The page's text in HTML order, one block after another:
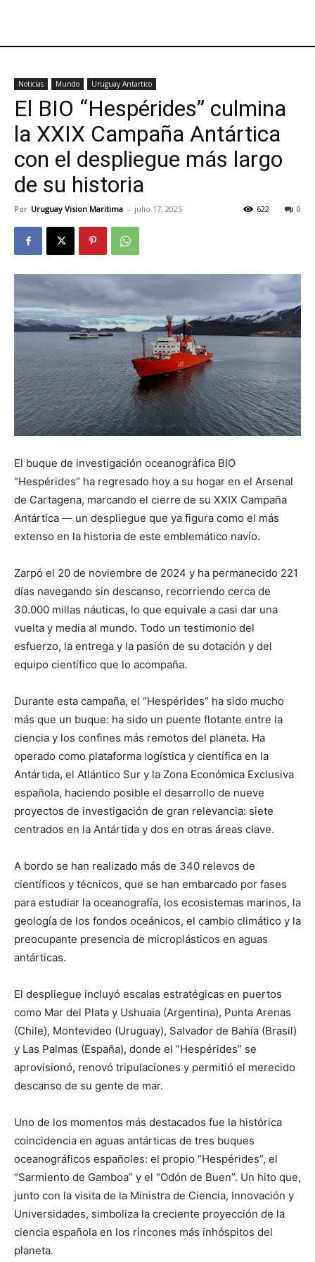
Noticias Mundo Uruguay Antartico
El BIO “Hespérides” culmina
la XXIX Campaña Antártica
con el despliegue más largo
de su historia
Por Uruguay Vision Maritima - julio 17, 2025 0
622
El buque de investigación oceanográfica BIO
“Hespérides” ha regresado hoy a su hogar en el Arsenal
de Cartagena, marcando el cierre de su XXIX Campaña
Antártica — un despliegue que ya figura como el más
extenso en la historia de este emblemático navío.
Zarpó el 20 de noviembre de 2024 y ha permanecido 221
días navegando sin descanso, recorriendo cerca de
30.000 millas náuticas, lo que equivale a casi dar una
vuelta y media al mundo. Todo un testimonio del
esfuerzo, la entrega y la pasión de su dotación y del
equipo científico que lo acompaña.
Durante esta campaña, el “Hespérides” ha sido mucho
más que un buque: ha sido un puente flotante entre la
ciencia y los confines más remotos del planeta. Ha
operado como plataforma logística y científica en la
Antártida, el Atlántico Sur y la Zona Económica Exclusiva
española, haciendo posible el desarrollo de nueve
proyectos de investigación de gran relevancia: siete
centrados en la Antártida y dos en otras áreas clave.
A bordo se han realizado más de 340 relevos de
científicos y técnicos, que se han embarcado por fases
para estudiar la oceanografía, los ecosistemas marinos, la
geología de los fondos oceánicos, el cambio climático y la
preocupante presencia de microplásticos en aguas
antárticas.
El despliegue incluyó escalas estratégicas en puertos
como Mar del Plata y Ushuaia (Argentina), Punta Arenas
(Chile), Montevideo (Uruguay), Salvador de Bahía (Brasil)
y Las Palmas (España), donde el “Hespérides” se
aprovisionó, renovó tripulaciones y permitió el merecido
descanso de su gente de mar.
Uno de los momentos más destacados fue la histórica
coincidencia en aguas antárticas de tres buques
oceanográficos españoles: el propio “Hespérides”, el
“Sarmiento de Gamboa” y el “Odón de Buen”. Un hito que,
junto con la visita de la Ministra de Ciencia, Innovación y
Universidades, simboliza la creciente proyección de la
ciencia española en los rincones más inhóspitos del
planeta.